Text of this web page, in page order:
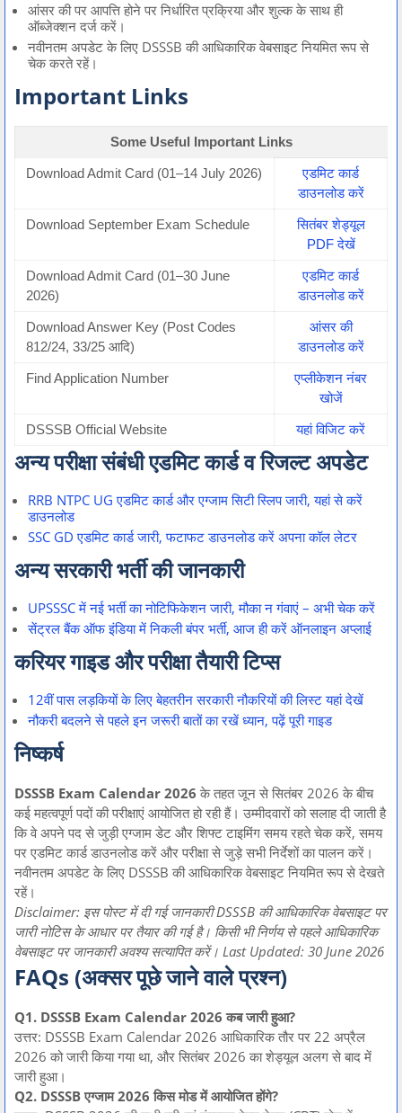
आंसर की पर आपत्ति होने पर निर्धारित प्रक्रिया और शुल्क के साथ ही
ऑब्जेक्शन दर्ज करें।
नवीनतम अपडेट के लिए DSSSB की आधिकारिक वेबसाइट नियमित रूप से
चेक करते रहें।
Important Links
Some Useful Important Links
Download Admit Card (01–14 July 2026)
एडमिट कार्ड
डाउनलोड करें
Download September Exam Schedule
सितंबर शेड्यूल
PDF देखें
Download Admit Card (01–30 June
2026)
एडमिट कार्ड
डाउनलोड करें
Download Answer Key (Post Codes
812/24, 33/25 आदि)
आंसर की
डाउनलोड करें
Find Application Number
एप्लीकेशन नंबर
खोजें
DSSSB Official Website यहां विजिट करें
अन्य परीक्षा संबंधी एडमिट कार्ड व रिजल्ट अपडेट
RRB NTPC UG एडमिट कार्ड और एग्जाम सिटी स्लिप जारी, यहां से करें
डाउनलोड
SSC GD एडमिट कार्ड जारी, फटाफट डाउनलोड करें अपना कॉल लेटर
अन्य सरकारी भर्ती की जानकारी
UPSSSC में नई भर्ती का नोटिफिकेशन जारी, मौका न गंवाएं – अभी चेक करें
सेंट्रल बैंक ऑफ इंडिया में निकली बंपर भर्ती, आज ही करें ऑनलाइन अप्लाई
करियर गाइड और परीक्षा तैयारी टिप्स
12वीं पास लड़कियों के लिए बेहतरीन सरकारी नौकरियों की लिस्ट यहां देखें
नौकरी बदलने से पहले इन जरूरी बातों का रखें ध्यान, पढ़ें पूरी गाइड
निष्कर्ष
DSSSB Exam Calendar 2026 के तहत जून से सितंबर 2026 के बीच
कई महत्वपूर्ण पदों की परीक्षाएं आयोजित हो रही हैं। उम्मीदवारों को सलाह दी जाती है
कि वे अपने पद से जुड़ी एग्जाम डेट और शिफ्ट टाइमिंग समय रहते चेक करें, समय
पर एडमिट कार्ड डाउनलोड करें और परीक्षा से जुड़े सभी निर्देशों का पालन करें।
नवीनतम अपडेट के लिए DSSSB की आधिकारिक वेबसाइट नियमित रूप से देखते
रहें।
Disclaimer: इस पोस्ट में दी गई जानकारी DSSSB की आधिकारिक वेबसाइट पर
जारी नोटिस के आधार पर तैयार की गई है। किसी भी निर्णय से पहले आधिकारिक
वेबसाइट पर जानकारी अवश्य सत्यापित करें। Last Updated: 30 June 2026
FAQs (अक्सर पूछे जाने वाले प्रश्न)
Q1. DSSSB Exam Calendar 2026 कब जारी हुआ?
उत्तर: DSSSB Exam Calendar 2026 आधिकारिक तौर पर 22 अप्रैल
2026 को जारी किया गया था, और सितंबर 2026 का शेड्यूल अलग से बाद में
जारी हुआ।
Q2. DSSSB एग्जाम 2026 किस मोड में आयोजित होंगे?